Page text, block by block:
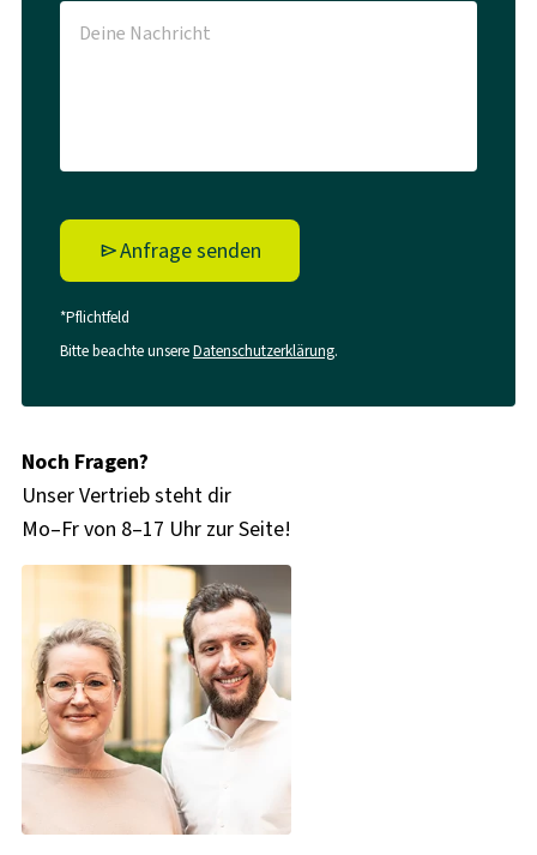
Anfrage senden
*Pflichtfeld
Bitte beachte unsereDatenschutzerklärung.
Noch Fragen?
Unser Vertrieb steht dir
Mo–Fr von 8–17 Uhr zur Seite!